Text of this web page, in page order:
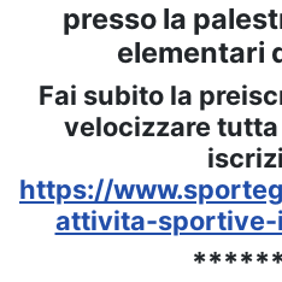
presso la
elementari
Fai subito la
velocizzare
https://
attivita-